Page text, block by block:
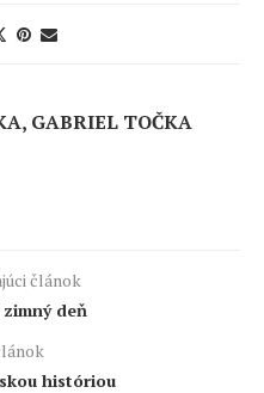
GABRIEL TOČKA
článok
deň
históriou